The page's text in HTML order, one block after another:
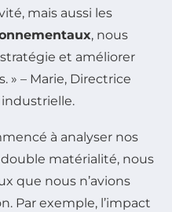
mais aussi les
, nous
et améliorer
» – Marie, Directrice
à analyser nos
double matérialité, nous
que nous n’avions
Par exemple, l’impact